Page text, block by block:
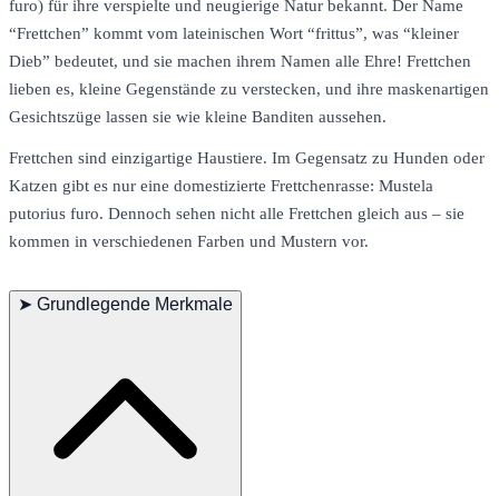
furo) für ihre verspielte und neugierige Natur bekannt. Der Name
“Frettchen” kommt vom lateinischen Wort “frittus”, was “kleiner
Dieb” bedeutet, und sie machen ihrem Namen alle Ehre! Frettchen
lieben es, kleine Gegenstände zu verstecken, und ihre maskenartigen
Gesichtszüge lassen sie wie kleine Banditen aussehen.
Frettchen sind einzigartige Haustiere. Im Gegensatz zu Hunden oder
Katzen gibt es nur eine domestizierte Frettchenrasse: Mustela
putorius furo. Dennoch sehen nicht alle Frettchen gleich aus – sie
kommen in verschiedenen Farben und Mustern vor.
➤ Grundlegende Merkmale